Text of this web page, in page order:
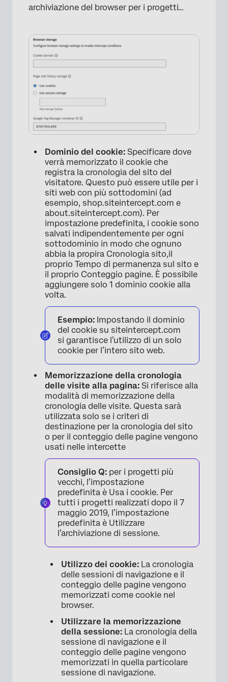
×
archiviazione del browser per i progetti…
Dominio del cookie: Specificare dove
verrà memorizzato il cookie che
registra la cronologia del sito del
visitatore. Questo può essere utile per i
siti web con più sottodomini (ad
esempio, shop.siteintercept.com e
about.siteintercept.com). Per
impostazione predefinita, i cookie sono
salvati indipendentemente per ogni
sottodominio in modo che ognuno
abbia la propira Cronologia sito,il
proprio Tempo di permanenza sul sito e
il proprio Conteggio pagine. È possibile
aggiungere solo 1 dominio cookie alla
volta.
Esempio: Impostando il dominio
del cookie su siteintercept.com
si garantisce l’utilizzo di un solo
cookie per l’intero sito web.
Memorizzazione della cronologia
delle visite alla pagina: Si riferisce alla
modalità di memorizzazione della
cronologia delle visite. Questa sarà
utilizzata solo se i criteri di
destinazione per la cronologia del sito
o per il conteggio delle pagine vengono
usati nelle intercette
Consiglio Q: per i progetti più
vecchi, l’impostazione
predefinita è Usa i cookie. Per
tutti i progetti realizzati dopo il 7
maggio 2019, l’impostazione
predefinita è Utilizzare
l’archiviazione di sessione.
Utilizzo dei cookie: La cronologia
delle sessioni di navigazione e il
conteggio delle pagine vengono
memorizzati come cookie nel
browser.
Utilizzare la memorizzazione
della sessione: La cronologia della
sessione di navigazione e il
conteggio delle pagine vengono
memorizzati in quella particolare
sessione di navigazione.